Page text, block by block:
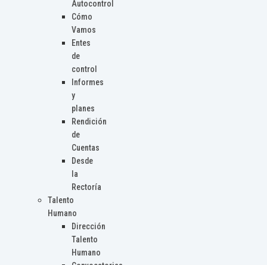
Autocontrol
Cómo
Vamos
Entes
de
control
Informes
y
planes
Rendición
de
Cuentas
Desde
la
Rectoría
Talento
Humano
Dirección
Talento
Humano